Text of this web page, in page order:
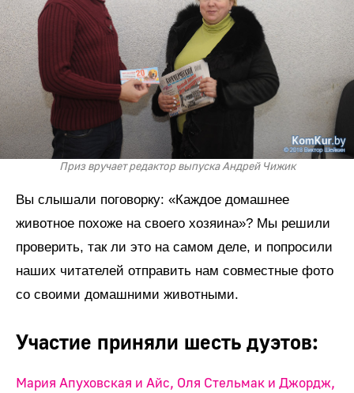
Приз вручает редактор выпуска Андрей Чижик
Вы слышали поговорку: «Каждое домашнее
животное похоже на своего хозяина»? Мы решили
проверить, так ли это на самом деле, и попросили
наших читателей отправить нам совместные фото
со своими домашними животными.
Участие приняли шесть дуэтов:
Мария Апуховская и Айс, Оля Стельмак и Джордж,